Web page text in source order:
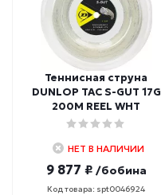
Теннисная струна
DUNLOP TAC S-GUT 17G
200M REEL WHT
НЕТ В НАЛИЧИИ
9 877 ₽ /бобина
Код товара: spt0046924